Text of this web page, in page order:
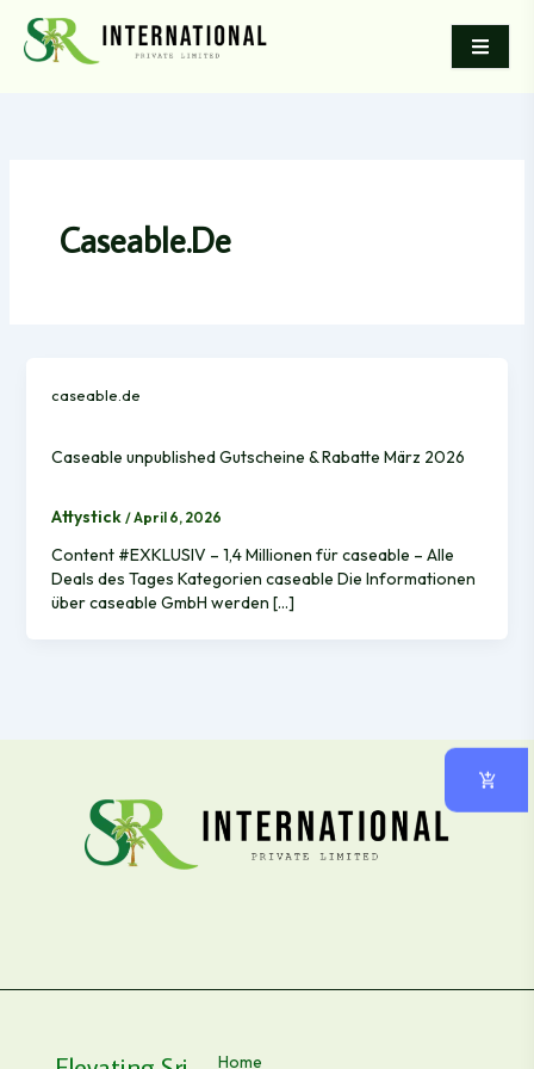
content
Caseable.de
caseable.de
Caseable unpublished Gutscheine & Rabatte März 2026
Attystick /April 6, 2026
Content #EXKLUSIV – 1,4 Millionen für caseable – Alle
Deals des Tages Kategorien caseable Die Informationen
über caseable GmbH werden […]
Home